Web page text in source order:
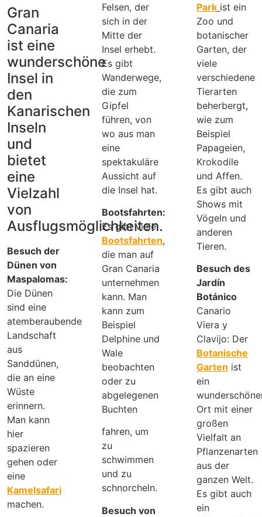
Gran
Canaria
ist eine
wunderschöne
Insel in
den
Kanarischen
Inseln
und
bietet
eine
Vielzahl
von
Ausflugsmöglichkeiten.
Besuch der
Dünen von
Maspalomas:
Die Dünen
sind eine
atemberaubende
Landschaft
aus
Sanddünen,
die an eine
Wüste
erinnern.
Man kann
hier
spazieren
gehen oder
eine
Kamelsafari
machen.
Felsen, der
sich in der
Mitte der
Insel erhebt.
Es gibt
Wanderwege,
die zum
Gipfel
führen, von
wo aus man
eine
spektakuläre
Aussicht auf
die Insel hat.
Bootsfahrten:
Es gibt viele
Bootsfahrten,
die man auf
Gran Canaria
unternehmen
kann. Man
kann zum
Beispiel
Delphine und
Wale
beobachten
oder zu
abgelegenen
Buchten
fahren, um
zu
schwimmen
und zu
schnorcheln.
Besuch von
Park ist ein
Zoo und
botanischer
Garten, der
viele
verschiedene
Tierarten
beherbergt,
wie zum
Beispiel
Papageien,
Krokodile
und Affen.
Es gibt auch
Shows mit
Vögeln und
anderen
Tieren.
Besuch des
Jardín
Botánico
Canario
Viera y
Clavijo: Der
Botanische
Garten ist
ein
Ort mit einer
großen
Vielfalt an
Pflanzenarten
aus der
ganzen Welt.
Es gibt auch
ein